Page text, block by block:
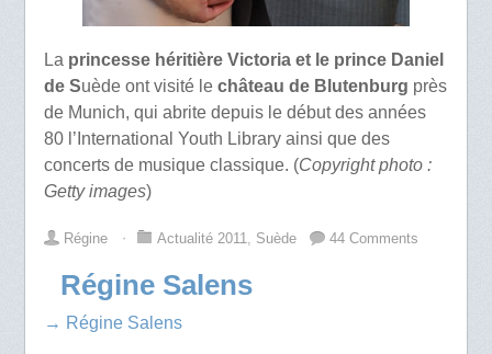
La princesse héritière Victoria et le prince Daniel
de Suède ont visité lechâteau de Blutenburg près
de Munich, qui abrite depuis le début des années
80 l’International Youth Library ainsi que des
concerts de musique classique. (Copyright photo :
Getty images)
Régine ⋅ Actualité 2011 Suède 44 Comments
Régine Salens
→ Régine Salens